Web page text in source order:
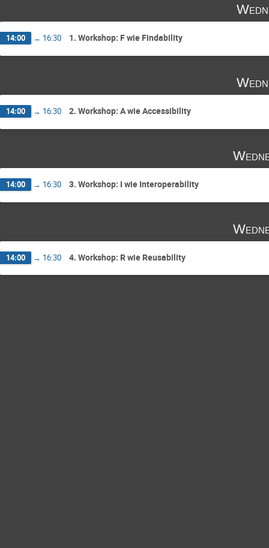
14:00 → 16:30 1. Workshop: F wie Findability
14:00 → 16:30 2. Workshop: A wie Accessibility
14:00 → 16:30 3. Workshop: I wie Interoperability
14:00 → 16:30 4. Workshop: R wie Reusability